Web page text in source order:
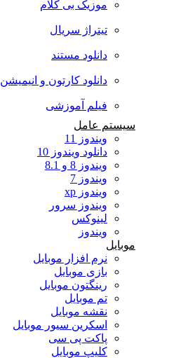
موزیک بی کلام
تیتراژ سریال
دانلود مستند
دانلود کارتون و انیمیشن
فیلم آموزشی
سیستم عامل
ویندوز 11
دانلود ویندوز 10
ویندوز 8 و 8.1
ویندوز 7
ویندوز xp
ویندوز سرور
لینوکس
ویندوز
موبایل
نرم افزار موبایل
بازی موبایل
رینگتون موبایل
تم موبایل
نقشه موبایل
اسکرین سیور موبایل
پاکت پی سی
کلیپ موبایل